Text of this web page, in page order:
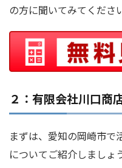
の方に聞いてみてくださ
２：有限会社川口商
まずは、愛知の岡崎市で
についてご紹介しましょ